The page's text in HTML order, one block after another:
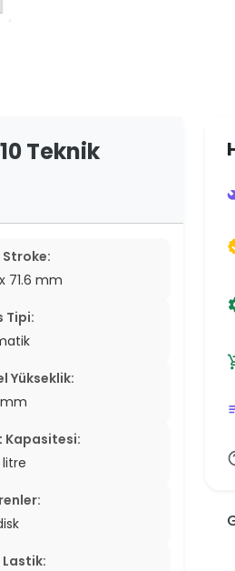
Teknik
Stroke:
71.6 mm
Tipi:
Yükseklik:
mm
Kapasitesi:
litre